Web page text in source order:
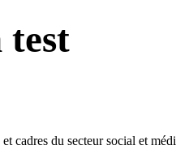
test
cadres du secteur social et